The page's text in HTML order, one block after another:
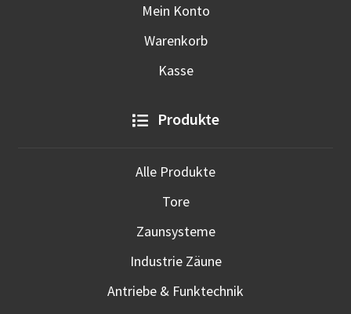
Mein Konto
Warenkorb
Kasse
Produkte
Alle Produkte
Tore
Zaunsysteme
Industrie Zäune
Antriebe & Funktechnik